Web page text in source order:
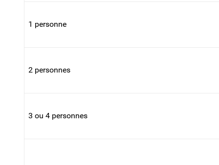
1 personne
2 personnes
3 ou 4 personnes